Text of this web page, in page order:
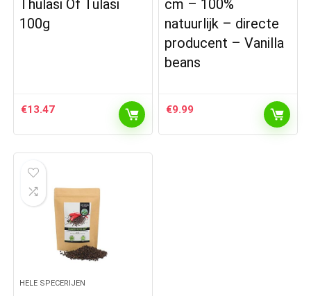
Thulasi Of Tulasi
100g
€13.47
cm – 100%
natuurlijk – directe
producent – Vanilla
beans
€9.99
HELE SPECERIJEN